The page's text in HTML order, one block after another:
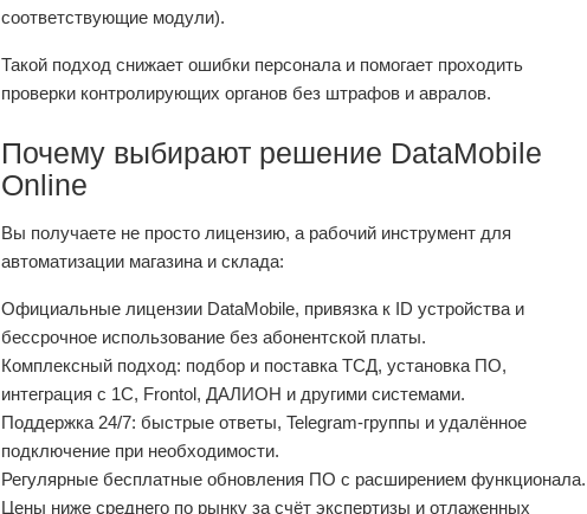
соответствующие модули).
Такой подход снижает ошибки персонала и помогает проходить
проверки контролирующих органов без штрафов и авралов.
Почему выбирают решение DataMobile
Online
Вы получаете не просто лицензию, а рабочий инструмент для
автоматизации магазина и склада:
Официальные лицензии DataMobile, привязка к ID устройства и
бессрочное использование без абонентской платы.
Комплексный подход: подбор и поставка ТСД, установка ПО,
интеграция с 1С, Frontol, ДАЛИОН и другими системами.
Поддержка 24/7: быстрые ответы, Telegram‑группы и удалённое
подключение при необходимости.
Регулярные бесплатные обновления ПО с расширением функционала.
Цены ниже среднего по рынку за счёт экспертизы и отлаженных